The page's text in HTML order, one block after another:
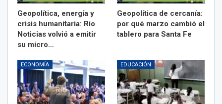
Geopolítica, energía y
crisis humanitaria: Río
Noticias volvió a emitir
su micro…
Geopolítica de cercanía:
por qué marzo cambió el
tablero para Santa Fe
ECONOMÍA EDUCACIÓN